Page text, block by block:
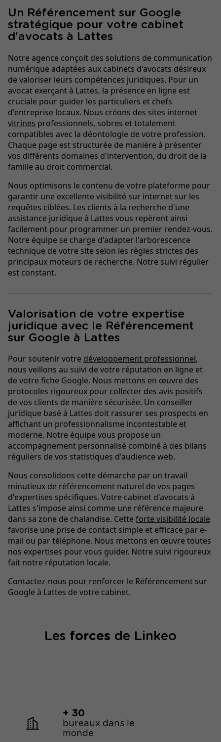
Un Référencement sur Google
stratégique pour votre cabinet
d'avocats à Lattes
Notre agence conçoit des solutions de communication
numérique adaptées aux cabinets d'avocats désireux
de valoriser leurs compétences juridiques. Pour un
avocat exerçant à Lattes, la présence en ligne est
cruciale pour guider les particuliers et chefs
d'entreprise locaux. Nous créons des sites internet
vitrines professionnels, sobres et totalement
compatibles avec la déontologie de votre profession.
Chaque page est structurée de manière à présenter
vos différents domaines d'intervention, du droit de la
famille au droit commercial.
Nous optimisons le contenu de votre plateforme pour
garantir une excellente visibilité sur internet sur les
requêtes ciblées. Les clients à la recherche d'une
assistance juridique à Lattes vous repèrent ainsi
facilement pour programmer un premier rendez-vous.
Notre équipe se charge d'adapter l'arborescence
technique de votre site selon les règles strictes des
principaux moteurs de recherche. Notre suivi régulier
est constant.
Valorisation de votre expertise
juridique avec le Référencement
sur Google à Lattes
Pour soutenir votre développement professionnel,
nous veillons au suivi de votre réputation en ligne et
de votre fiche Google. Nous mettons en œuvre des
protocoles rigoureux pour collecter des avis positifs
de vos clients de manière sécurisée. Un conseiller
juridique basé à Lattes doit rassurer ses prospects en
affichant un professionnalisme incontestable et
moderne. Notre équipe vous propose un
accompagnement personnalisé combiné à des bilans
réguliers de vos statistiques d'audience web.
Nous consolidons cette démarche par un travail
minutieux de référencement naturel de vos pages
d'expertises spécifiques. Votre cabinet d'avocats à
Lattes s'impose ainsi comme une référence majeure
dans sa zone de chalandise. Cette forte visibilité locale
favorise une prise de contact simple et efficace par e-
mail ou par téléphone. Nous mettons en œuvre toutes
nos expertises pour vous guider. Notre suivi rigoureux
fait notre réputation locale.
Contactez-nous pour renforcer le Référencement sur
Google à Lattes de votre cabinet.
Les forces de Linkeo
+ 30
bureaux dans le
monde